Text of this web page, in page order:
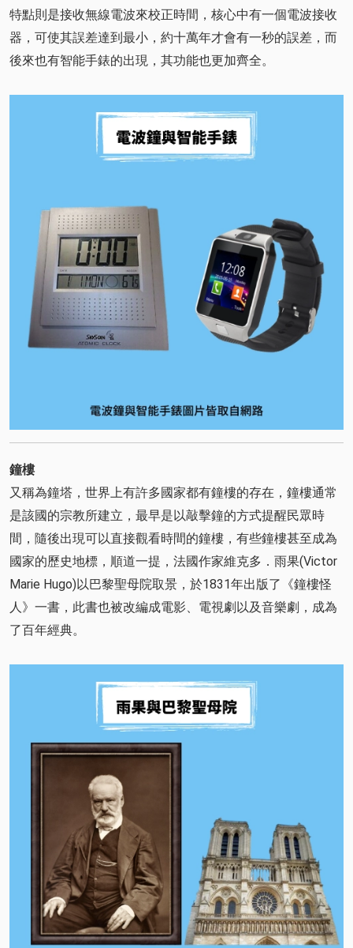
特點則是接收無線電波來校正時間，核心中有一個電波接收
器，可使其誤差達到最小，約十萬年才會有一秒的誤差，而
後來也有智能手錶的出現，其功能也更加齊全。
鐘樓
又稱為鐘塔，世界上有許多國家都有鐘樓的存在，鐘樓通常
是該國的宗教所建立，最早是以敲擊鐘的方式提醒民眾時
間，隨後出現可以直接觀看時間的鐘樓，有些鐘樓甚至成為
國家的歷史地標，順道一提，法國作家維克多．雨果(Victor
Marie Hugo)以巴黎聖母院取景，於1831年出版了《鐘樓怪
人》一書，此書也被改編成電影、電視劇以及音樂劇，成為
了百年經典。